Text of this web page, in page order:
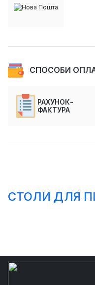
СПОСОБИ
РАХУНОК-
ФАКТУРА
СТОЛИ ДЛЯ